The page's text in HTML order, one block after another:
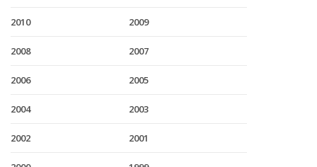
2010 2009
2008 2007
2006 2005
2004 2003
2002 2001